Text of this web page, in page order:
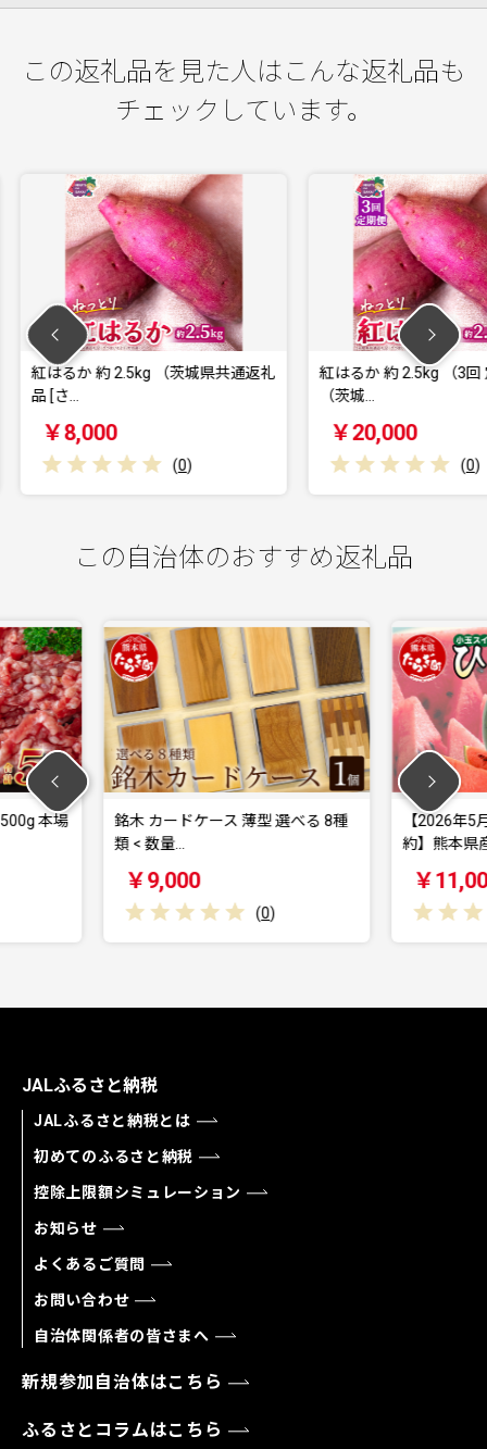
この返礼品を見た人はこんな返礼品も
チェックしています。
城県共通返礼
紅はるか 約 2.5kg （3回 定期便 ）
紅はる
この自治体のおすすめ返礼品
薄型 選べる 8種
【2026年5月上旬～発送】【先行予
￥11,000
【
約
JALふるさと納税
JALふるさと納税とは
初めてのふるさと納税
控除上限額シミュレーション
お知らせ
よくあるご質問
お問い合わせ
自治体関係者の皆さまへ
新規参加自治体はこちら
ふるさとコラムはこちら